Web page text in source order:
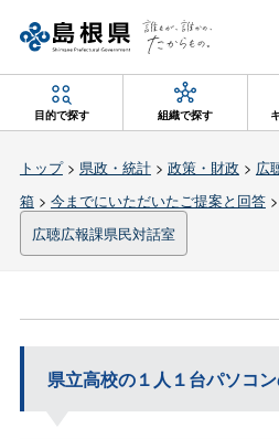
目的で探す 組織で探す
トップ> 県政・統計> 政策・財政 > 広
箱> 今までにいただいたご提案と回答>
広聴広報課県民対話室
県立高校の１人１台パソコ